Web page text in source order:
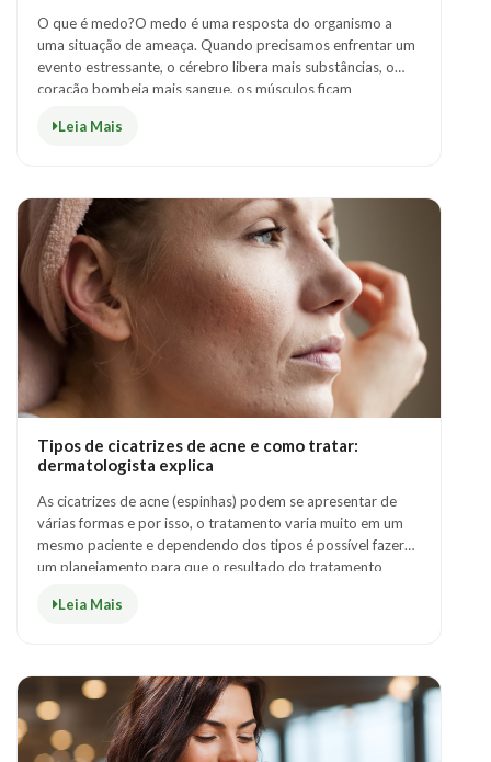
O que é medo?O medo é uma resposta do organismo a
uma situação de ameaça. Quando precisamos enfrentar um
evento estressante, o cérebro libera mais substâncias, o
coração bombeia mais sangue, os músculos ficam
Leia Mais
Tipos de cicatrizes de acne e como tratar:
dermatologista explica
As cicatrizes de acne (espinhas) podem se apresentar de
várias formas e por isso, o tratamento varia muito em um
mesmo paciente e dependendo dos tipos é possível fazer
um planejamento para que o resultado do tratamento
Leia Mais